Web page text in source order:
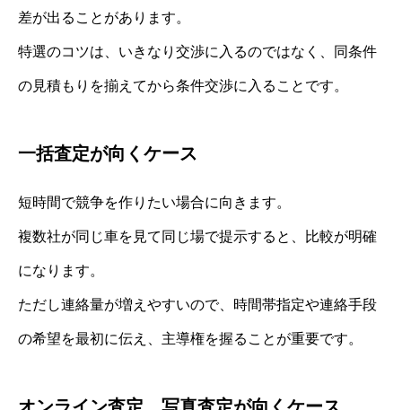
差が出ることがあります。
特選のコツは、いきなり交渉に入るのではなく、同条件
の見積もりを揃えてから条件交渉に入ることです。
一括査定が向くケース
短時間で競争を作りたい場合に向きます。
複数社が同じ車を見て同じ場で提示すると、比較が明確
になります。
ただし連絡量が増えやすいので、時間帯指定や連絡手段
の希望を最初に伝え、主導権を握ることが重要です。